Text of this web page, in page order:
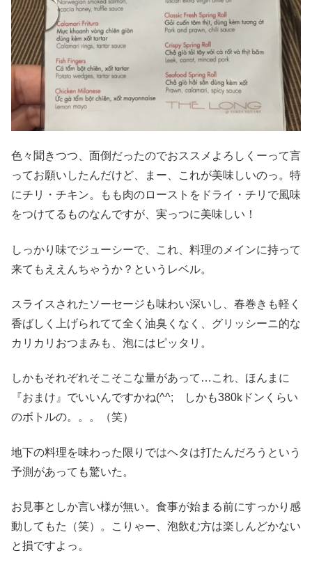
色々聞きつつ、面倒だったのでおススメよろしくーって言
ってお願いしたんだけど、まー、これが美味しいのっ。特
にチリ・チキン。もも肉のローストをドライ・チリで風味
をつけてるものなんですが、実っつに美味しい！
しっかり味でジューシーで、これ、料理のメインに持って
来てもええんちゃうか？というレベル。
スライスされたソーセージも味わい深いし、春巻きも軽く
香ばしく上げられてて全く油臭くなく、グリッシーニ的な
カリカリおつまみも、泡にはピッタリ。
しかもそれぞれそこそこな量があって…これ、ほんまに
『おまけ』でいいんですかね(^^; しかも380kドンくらい
のボトルの。。。（笑）
地下の料理を味わった限りではヘタは打たんだろうという
予測があっても驚いた。
お見事としか言い様が無い。食事が始まる前にすっかり感
動してもた（笑）。こりゃー、泡飲む方は楽しんどかない
と損ですよっ。